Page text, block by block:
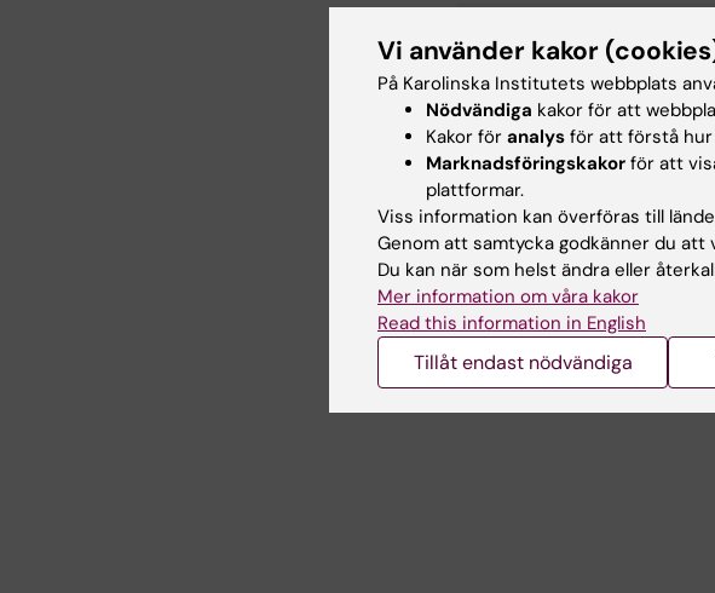
År 2019
År 2018
År 2018
Prenumerera
Vi använder kakor
På Karolinska Institutets webbplats
Nödvändiga kakor för att
Kakor för analys för att förstå hur
Marknadsföringskakor för att
plattformar.
Viss information kan överföras till
Genom att samtycka godkänner du att
Du kan när som helst ändra eller
Mer information om våra kakor
Read this information in English
Tillåt endast nödvändiga